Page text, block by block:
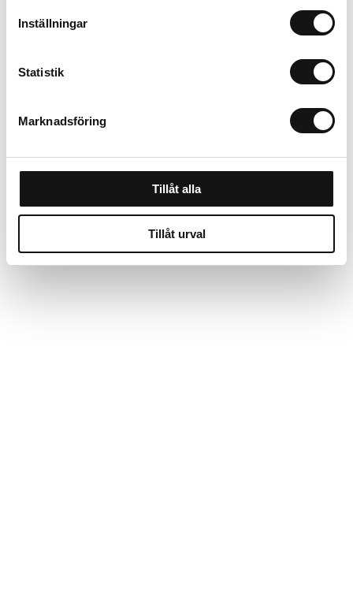
Inställningar
Statistik
Marknadsföring
Tillåt alla
Tillåt urval
Om tillverkaren